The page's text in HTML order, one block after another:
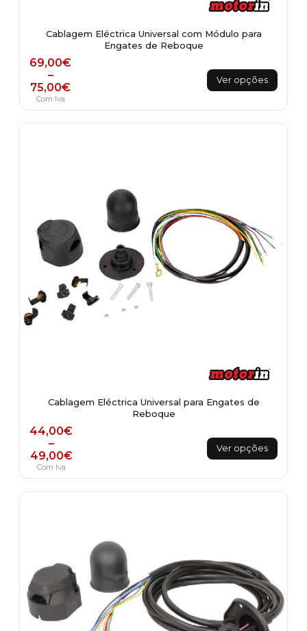
Cablagem Eléctrica Universal com Módulo para
Engates de Reboque
69,00€
–
75,00€
Price range: 69,00€ through 75,00€
Com Iva
Ver opções
This
product
multiple
variants.
the
product
Cablagem Eléctrica Universal para Engates de
Reboque
44,00€
–
49,00€
Price range: 44,00€ through 49,00€
Com Iva
Ver opções
This
product
multiple
variants.
chosen
on
the
product
page